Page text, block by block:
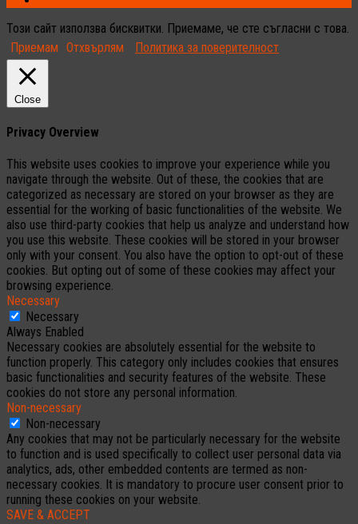
Този сайт използва бисквитки. Приемаме, че сте съгласни с това.
Приемам Отхвърлям Политика за поверителност
Close
Privacy Overview
This website uses cookies to improve your experience while you
navigate through the website. Out of these, the cookies that are
categorized as necessary are stored on your browser as they are
essential for the working of basic functionalities of the website. We
also use third-party cookies that help us analyze and understand how
you use this website. These cookies will be stored in your browser
only with your consent. You also have the option to opt-out of these
cookies. But opting out of some of these cookies may affect your
browsing experience.
Necessary
Necessary
Always Enabled
Necessary cookies are absolutely essential for the website to
function properly. This category only includes cookies that ensures
basic functionalities and security features of the website. These
cookies do not store any personal information.
Non-necessary
Non-necessary
Any cookies that may not be particularly necessary for the website
to function and is used specifically to collect user personal data via
analytics, ads, other embedded contents are termed as non-
necessary cookies. It is mandatory to procure user consent prior to
running these cookies on your website.
SAVE & ACCEPT